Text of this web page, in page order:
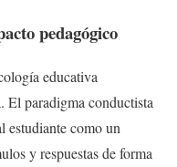
pedagógico
educativa
El paradigma conductista
estudiante como un
y respuestas de forma